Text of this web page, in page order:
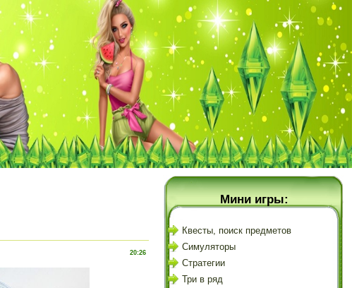
20:26
Мини игры:
Квесты, поиск предметов
Симуляторы
Стратегии
Три в ряд